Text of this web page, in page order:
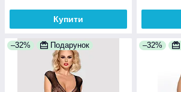
Купити
–32% Подарунок –32%